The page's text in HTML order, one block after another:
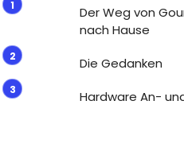
Der Weg von
nach Hause
Die Gedanken
Hardware An-